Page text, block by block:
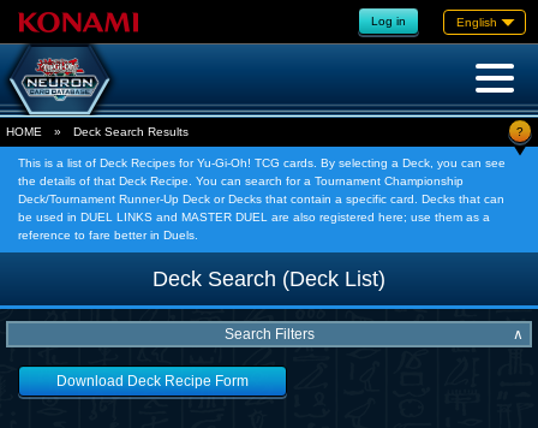
Log in English
HOME » Deck Search Results ?
This is a list of Deck Recipes for Yu-Gi-Oh! TCG cards. By selecting a Deck, you can see
the details of that Deck Recipe. You can search for a Tournament Championship
Deck/Tournament Runner-Up Deck or Decks that contain a specific card. Decks that can
be used in DUEL LINKS and MASTER DUEL are also registered here; use them as a
reference to fare better in Duels.
Deck Search (Deck List)
Search Filters ∧
Download Deck Recipe Form